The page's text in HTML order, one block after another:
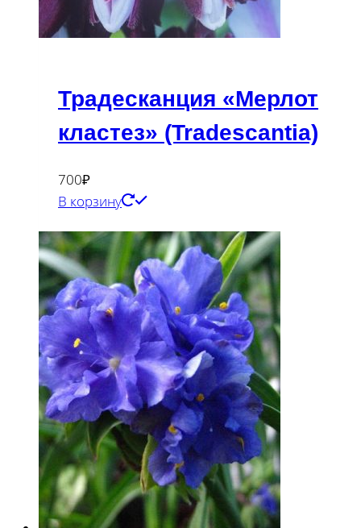
Традесканция «Мерлот
кластез» (Tradescantia)
700₽
В корзину